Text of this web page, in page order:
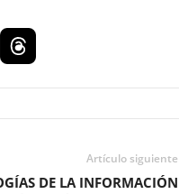
Artículo siguiente
DE LA INFORMACIÓN